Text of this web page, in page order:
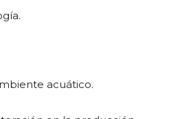
acuático.